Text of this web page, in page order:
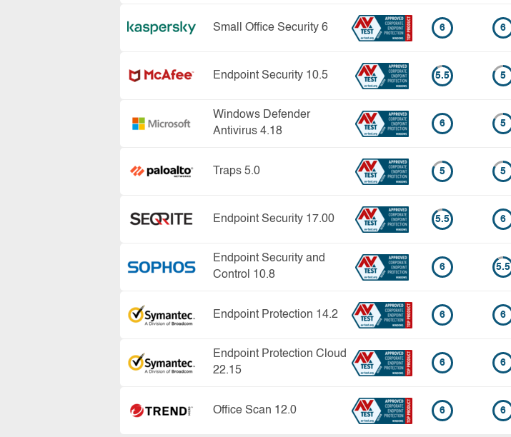
Small Office Security 6 6 6
Endpoint Security 10.5 5.5 5
Windows Defender
Antivirus 4.18
6 5
Traps 5.0 5 5
Endpoint Security 17.00 5.5 6
Endpoint Security and
Control 10.8
6 5.5
Endpoint Protection 14.2 6 6
Endpoint Protection Cloud
22.15
6 6
Office Scan 12.0 6 6